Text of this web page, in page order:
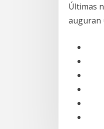
Últimas
auguran